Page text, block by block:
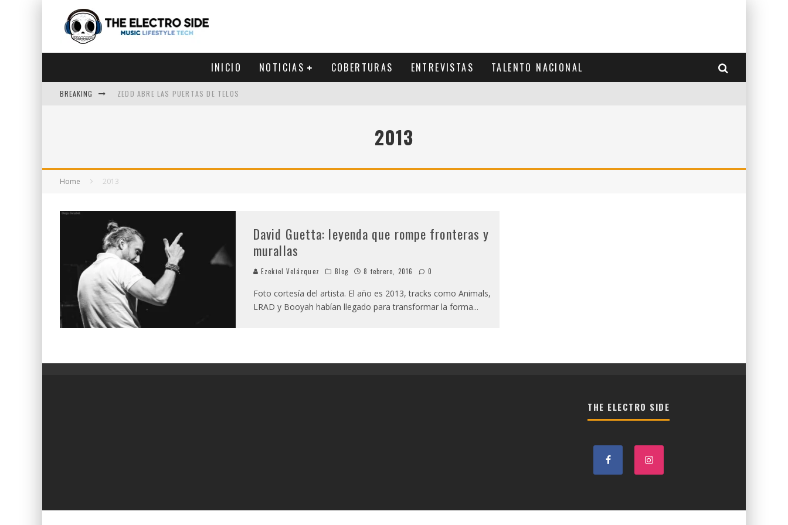
INICIO NOTICIAS COBERTURAS ENTREVISTAS TALENTO NACIONAL
BREAKING ZEDD ABRE LAS PUERTAS DE TELOS
2013
Home 2013
David Guetta: leyenda que rompe fronteras y
murallas
Ezekiel Velázquez Blog 8 febrero, 2016 0
Foto cortesía del artista. El año es 2013, tracks como Animals,
LRAD y Booyah habían llegado para transformar la forma...
THE ELECTRO SIDE